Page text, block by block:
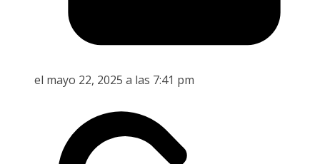
el mayo 22, 2025 a las 7:41 pm